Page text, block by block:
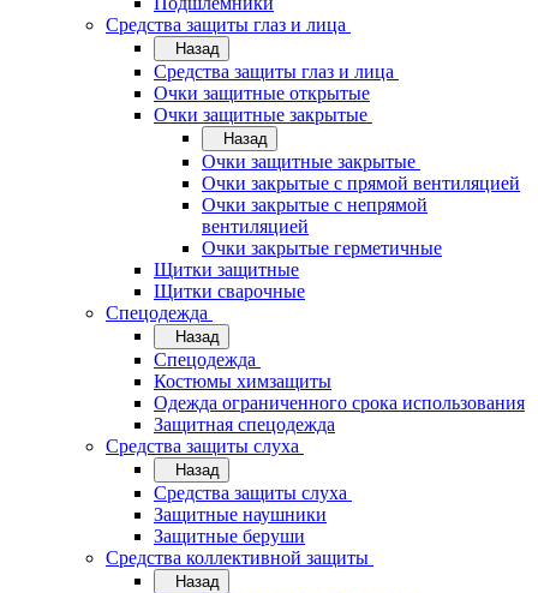
Средства защиты глаз и лица
Назад
Средства защиты глаз и лица
Очки защитные открытые
Очки защитные закрытые
Назад
Очки защитные закрытые
Очки закрытые с прямой вентиляцией
Очки закрытые с непрямой
вентиляцией
Очки закрытые герметичные
Щитки защитные
Щитки сварочные
Спецодежда
Назад
Спецодежда
Костюмы химзащиты
Одежда ограниченного срока использования
Защитная спецодежда
Средства защиты слуха
Назад
Средства защиты слуха
Защитные наушники
Защитные беруши
Средства коллективной защиты
Назад